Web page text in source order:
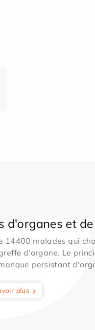
d'organes et
14400 malades qui
d'organe. Le
persistant
plus